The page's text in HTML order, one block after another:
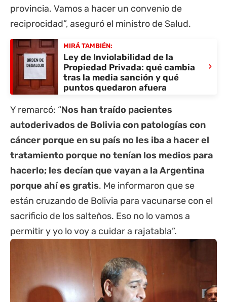
provincia. Vamos a hacer un convenio de
reciprocidad”, aseguró el ministro de Salud.
MIRÁ TAMBIÉN:
Ley de Inviolabilidad de la
Propiedad Privada: qué cambia
tras la media sanción y qué
puntos quedaron afuera
›
Y remarcó: “Nos han traído pacientes
autoderivados de Bolivia con patologías con
cáncer porque en su país no les iba a hacer el
tratamiento porque no tenían los medios para
hacerlo; les decían que vayan a la Argentina
porque ahí es gratis. Me informaron que se
están cruzando de Bolivia para vacunarse con el
sacrificio de los salteños. Eso no lo vamos a
permitir y yo lo voy a cuidar a rajatabla”.